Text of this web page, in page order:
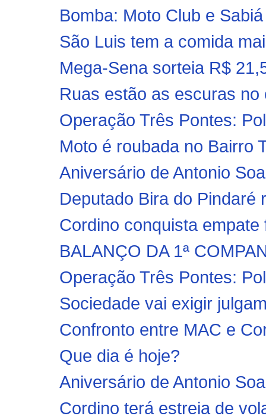
Bomba: Moto Club e
São Luis tem a comida
Mega-Sena sorteia R$
Ruas estão as escuras no
Operação Três Pontes:
Moto é roubada no Bairro
Aniversário de Antonio
Deputado Bira do Pindaré
Cordino conquista
BALANÇO DA 1ª
Operação Três Pontes:
Sociedade vai exigir
Confronto entre MAC e
Que dia é hoje?
Aniversário de Antonio
Cordino terá estreia de